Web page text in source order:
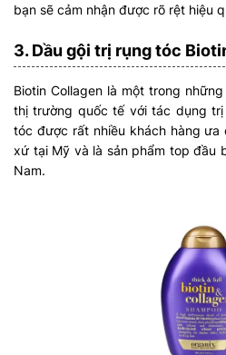
bạn sẽ cảm nhận được rõ rệt hiệu
3. Dầu gội trị rụng tóc
Biotin Collagen là một trong
thị trường quốc tế với tác dụng
tóc được rất nhiều khách hàng ưa
xứ tại Mỹ và là sản phẩm top đầu
Nam.